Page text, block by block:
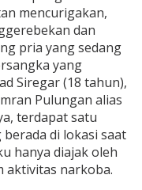
mencurigakan,
dan
pria yang sedang
yang
Siregar (18 tahun),
Pulungan alias
terdapat satu
berada di lokasi saat
hanya diajak oleh
aktivitas narkoba.